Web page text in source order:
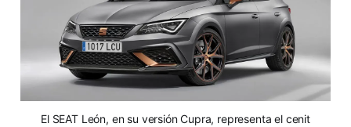
El SEAT León, en su versión Cupra, representa el cenit